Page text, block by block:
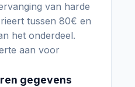
van harde
tussen 80€ en
het onderdeel.
aan voor
gegevens